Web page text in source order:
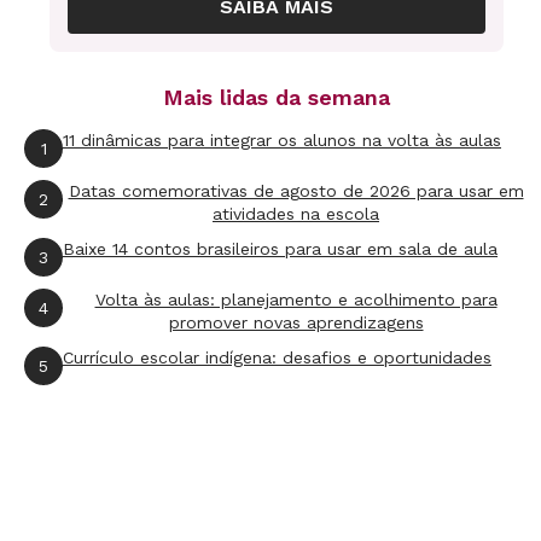
do Brasil
, disponível no site de NOVA ESCOLA e
um bom subsídio para sua explicação. Ele
disponibiliza as principais características de
mais de 300 aves, nativas ou não nativas do
Brasil.
Por se tratar de uma etapa introdutória,
procure saber quais são as concepções gerais
que os alunos já possuem. Logo após conte
mais sobre as aves para a turma.
SAIBA MAIS
Mais lidas da semana
1 11 dinâmicas para integrar os alunos na volta às aulas
2
Datas comemorativas de agosto de 2026 para usar em
atividades na escola
3 Baixe 14 contos brasileiros para usar em sala de aula
4
Volta às aulas: planejamento e acolhimento para
promover novas aprendizagens
5 Currículo escolar indígena: desafios e oportunidades